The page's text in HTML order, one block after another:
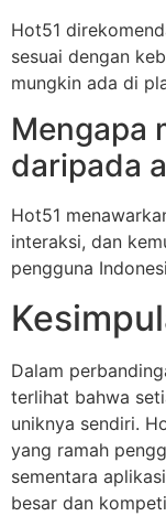
Hot51
sesuai dengan
mungkin ada di
Mengapa
daripada
Hot51
interaksi, dan
pengguna
Dalam
terlihat bahwa
uniknya sendiri.
yang ramah
sementara
besar dan